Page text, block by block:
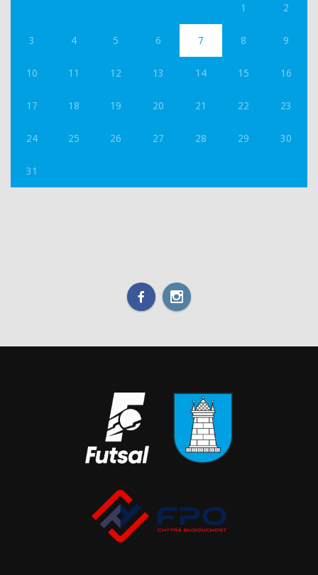
1 2
3 4 5 6 7 8 9
10 11 12 13 14 15 16
17 18 19 20 21 22 23
24 25 26 27 28 29 30
31